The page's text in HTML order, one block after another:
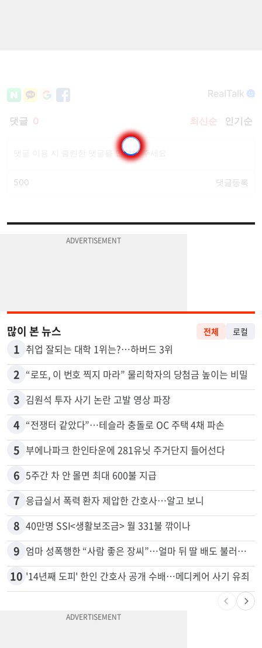
많이 본 뉴스 전체 로컬
1 취업 잘되는 대학 1위는?…하버드 3위
2 “로또, 이 번호 찍지 마라” 물리학자의 당첨금 높이는 비밀
3 김원석 투자 사기 논란 고발 영상 파장
4 “전쟁터 같았다”…테슬라 충돌로 OC 주택 4채 파손
5 부에나파크 한인타운에 281유닛 주거단지 들어선다
6 5주간 차 안 몰면 최대 600불 지급
7 응급실서 폭력 환자 제압한 간호사…알고 보니
8 40만명 SSI<생활보조금> 월 331불 깎이나
9 엄마 성폭행한 “사람 좋은 장씨”…얼마 뒤 딸 배도 불러왔다
10 '14년째 도피' 한인 간호사 공개 수배…메디케어 사기 유죄